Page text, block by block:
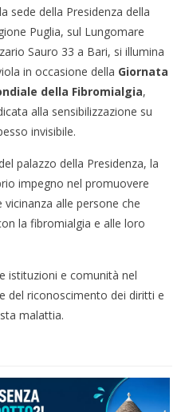
sede della Presidenza della
Puglia, sul Lungomare
Sauro 33 a Bari, si illumina
in occasione della Giornata
della Fibromialgia,
alla sensibilizzazione su
invisibile.
palazzo della Presidenza, la
impegno nel promuovere
alle persone che
la fibromialgia e alle loro
istituzioni e comunità nel
del riconoscimento dei diritti e
malattia.